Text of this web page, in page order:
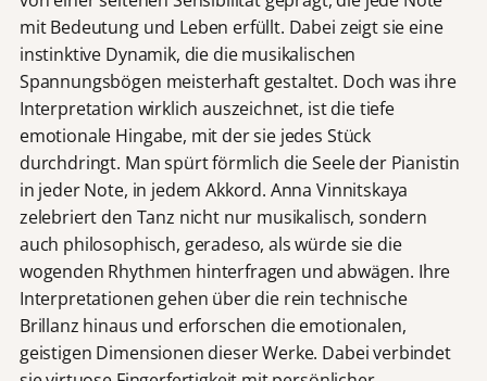
mit Bedeutung und Leben erfüllt. Dabei zeigt sie eine
instinktive Dynamik, die die musikalischen
Spannungsbögen meisterhaft gestaltet. Doch was ihre
Interpretation wirklich auszeichnet, ist die tiefe
emotionale Hingabe, mit der sie jedes Stück
durchdringt. Man spürt förmlich die Seele der Pianistin
in jeder Note, in jedem Akkord. Anna Vinnitskaya
zelebriert den Tanz nicht nur musikalisch, sondern
auch philosophisch, geradeso, als würde sie die
wogenden Rhythmen hinterfragen und abwägen. Ihre
Interpretationen gehen über die rein technische
Brillanz hinaus und erforschen die emotionalen,
geistigen Dimensionen dieser Werke. Dabei verbindet